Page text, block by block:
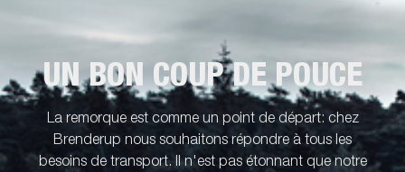
UN BON COUP DE POUCE
La remorque est comme un point de départ: chez
Brenderup nous souhaitons répondre à tous les
besoins de transport. Il n'est pas étonnant que notre